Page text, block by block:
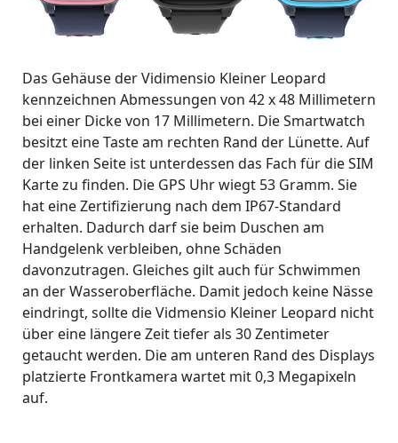
Das Gehäuse der Vidimensio Kleiner Leopard
kennzeichnen Abmessungen von 42 x 48 Millimetern
bei einer Dicke von 17 Millimetern. Die Smartwatch
besitzt eine Taste am rechten Rand der Lünette. Auf
der linken Seite ist unterdessen das Fach für die SIM
Karte zu finden. Die GPS Uhr wiegt 53 Gramm. Sie
hat eine Zertifizierung nach dem IP67-Standard
erhalten. Dadurch darf sie beim Duschen am
Handgelenk verbleiben, ohne Schäden
davonzutragen. Gleiches gilt auch für Schwimmen
an der Wasseroberfläche. Damit jedoch keine Nässe
eindringt, sollte die Vidmensio Kleiner Leopard nicht
über eine längere Zeit tiefer als 30 Zentimeter
getaucht werden. Die am unteren Rand des Displays
platzierte Frontkamera wartet mit 0,3 Megapixeln
auf.